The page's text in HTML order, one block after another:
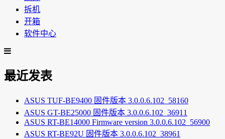
拆机
开箱
软件中心
最近发表
ASUS TUF-BE9400 固件版本 3.0.0.6.102_58160
ASUS GT-BE25000 固件版本 3.0.0.6.102_36911
ASUS RT-BE14000 Firmware version 3.0.0.6.102_56900
ASUS RT-BE92U 固件版本 3.0.0.6.102_38961